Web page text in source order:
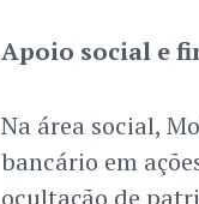
Apoio social e
Na área social,
bancário em